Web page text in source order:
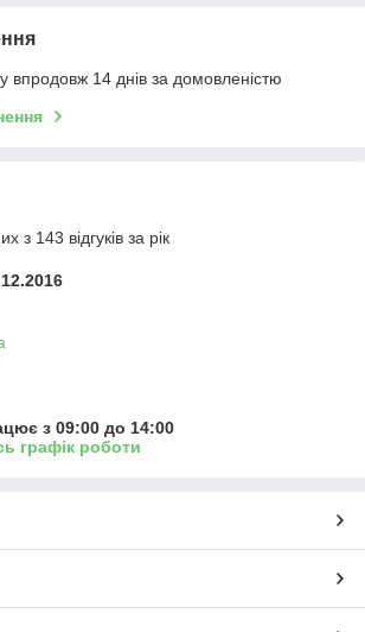
впродовж 14 днів за домовленістю
з 143 відгуків за рік
з 09:00 до 14:00
графік роботи